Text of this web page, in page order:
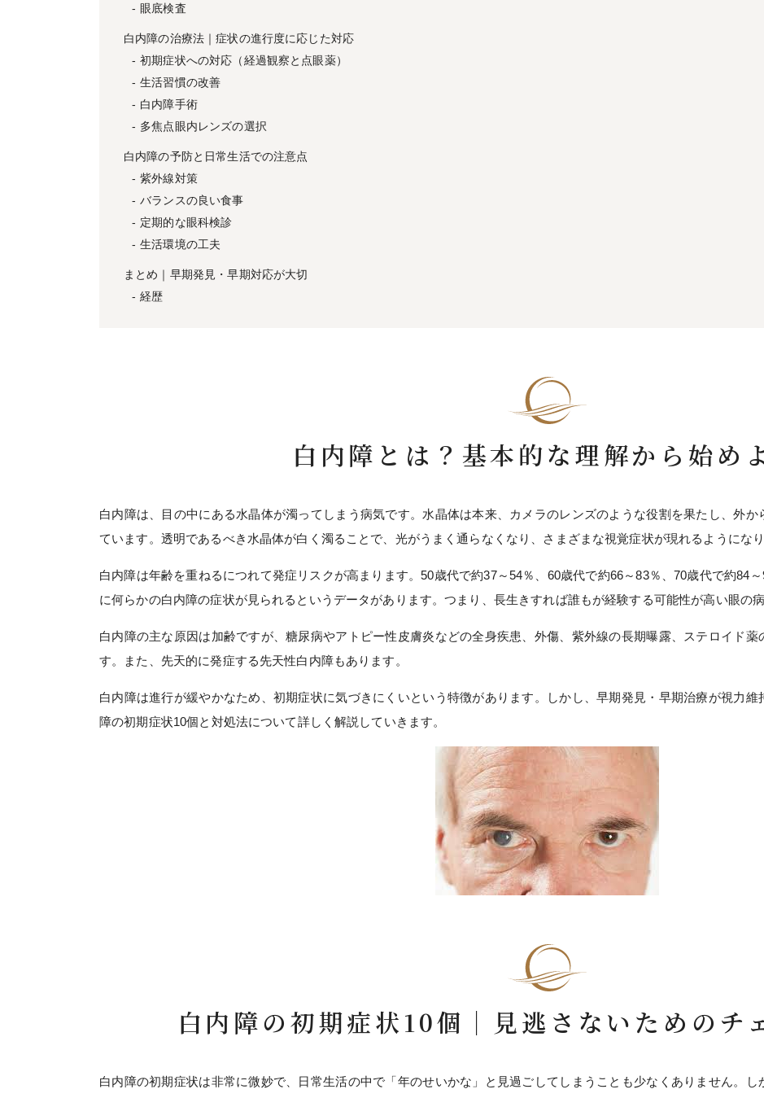
眼底検査
白内障の治療法｜症状の進行度に応じた対応
初期症状への対応（経過観察と点眼薬）
生活習慣の改善
白内障手術
多焦点眼内レンズの選択
白内障の予防と日常生活での注意点
紫外線対策
バランスの良い食事
定期的な眼科検診
生活環境の工夫
まとめ｜早期発見・早期対応が大切
経歴
白内障とは？基本的な理解から始め
白内障は、目の中にある水晶体が濁ってしまう病気です。水晶体は本来、カメラのレンズのような役割を果たし、外
ています。透明であるべき水晶体が白く濁ることで、光がうまく通らなくなり、さまざまな視覚症状が現れるようになり
白内障は年齢を重ねるにつれて発症リスクが高まります。50歳代で約37～54％、60歳代で約66～83％、70歳代で約84
に何らかの白内障の症状が見られるというデータがあります。つまり、長生きすれば誰もが経験する可能性が高い眼の病
白内障の主な原因は加齢ですが、糖尿病やアトピー性皮膚炎などの全身疾患、外傷、紫外線の長期曝露、ステロイド
す。また、先天的に発症する先天性白内障もあります。
白内障は進行が緩やかなため、初期症状に気づきにくいという特徴があります。しかし、早期発見・早期治療が視力
障の初期症状10個と対処法について詳しく解説していきます。
白内障の初期症状10個｜見逃さないためのチ
白内障の初期症状は非常に微妙で、日常生活の中で「年のせいかな」と見過ごしてしまうことも少なくありません。